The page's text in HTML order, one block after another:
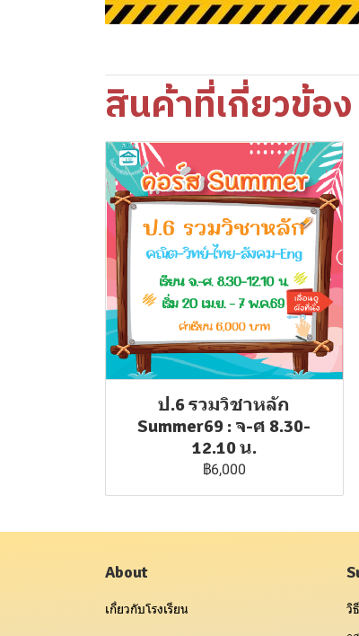
สินค้าที่เกี่ยวข้อง
ป.6 รวมวิชาหลัก
Summer69 : จ-ศ 8.30-
12.10 น.
฿6,000
About
เกี่ยวกับโรงเรียน วิ